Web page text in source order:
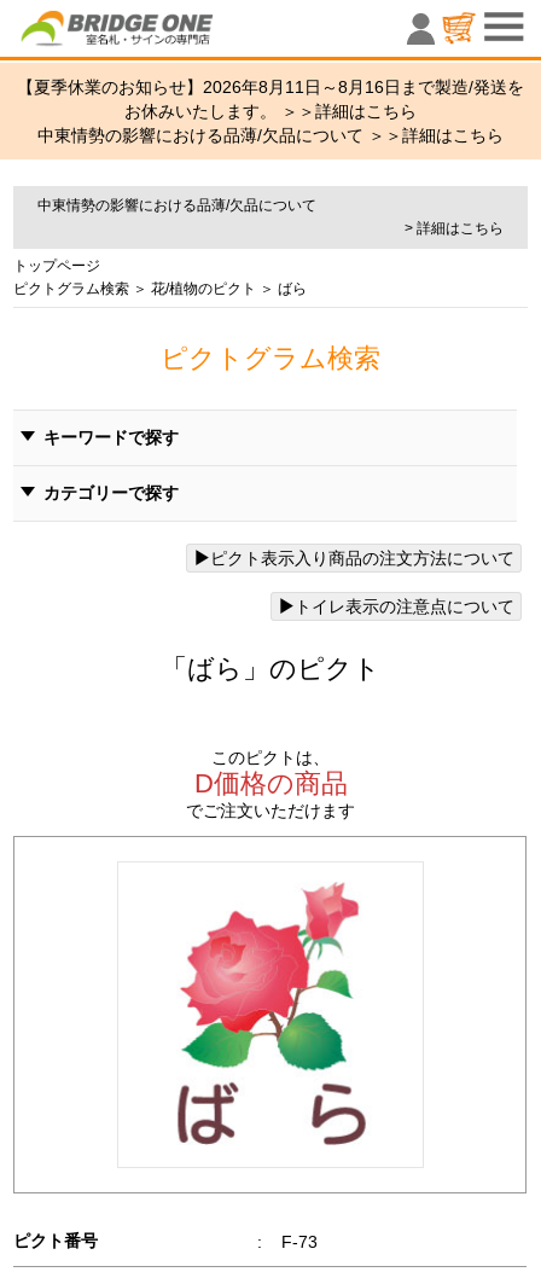
室名札・
【夏季休業のお知らせ】2026年8月11日～8月16日まで製造/発送を
お休みいたします。 ＞＞詳細はこちら
中東情勢の影響における品薄/欠品について ＞＞詳細はこちら
中東情勢の影響における品薄/欠品について
> 詳細はこちら
トップページ
ピクトグラム検索 ＞ 花/植物のピクト ＞ ばら
ピクトグラム検索
キーワードで探す
カテゴリーで探す
ピクト表示入り商品の注文方法について
トイレ表示の注意点について
「ばら」のピクト
このピクトは、
D価格の商品
でご注文いただけます
ピクト番号 : F-73